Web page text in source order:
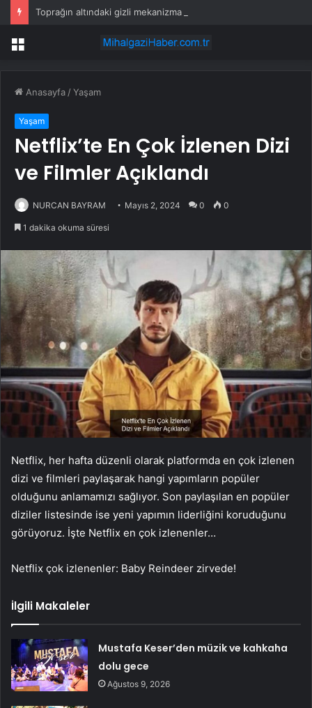
Menü
Anasayfa /Yaşam
Yaşam
Netflix’te En Çok İzlenen Dizi
ve Filmler Açıklandı
NURCAN BAYRAM Mayıs 2, 2024 0 0
1 dakika okuma süresi
Netflix, her hafta düzenli olarak platformda en çok izlenen
dizi ve filmleri paylaşarak hangi yapımların popüler
olduğunu anlamamızı sağlıyor. Son paylaşılan en popüler
diziler listesinde ise yeni yapımın liderliğini koruduğunu
görüyoruz. İşte Netflix en çok izlenenler…
Netflix çok izlenenler: Baby Reindeer zirvede!
İlgili Makaleler
Mustafa Keser’den müzik ve kahkaha
dolu gece
Ağustos 9, 2026